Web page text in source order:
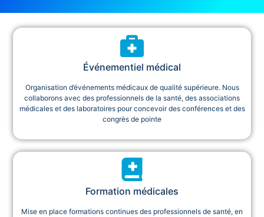
Événementiel médical
Organisation d’événements médicaux de qualité supérieure. Nous
collaborons avec des professionnels de la santé, des associations
médicales et des laboratoires pour concevoir des conférences et des
congrès de pointe
Formation médicales
Mise en place formations continues des professionnels de santé, en